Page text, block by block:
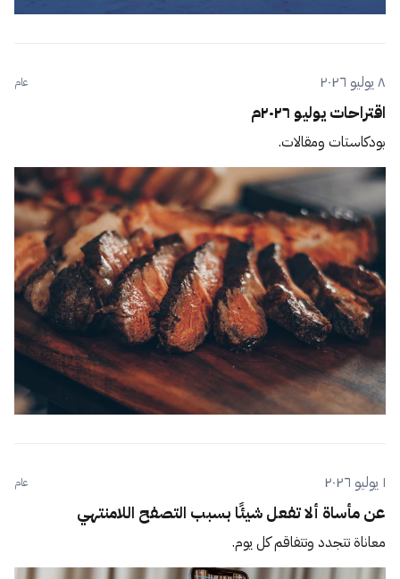
٨ يوليو ٢٠٢٦ عام
اقتراحات يوليو ٢٠٢٦م
بودكاستات ومقالات.
١ يوليو ٢٠٢٦ عام
عن مأساة ألا تفعل شيئًا بسبب التصفح اللامنتهي
معاناة تتجدد وتتفاقم كل يوم.